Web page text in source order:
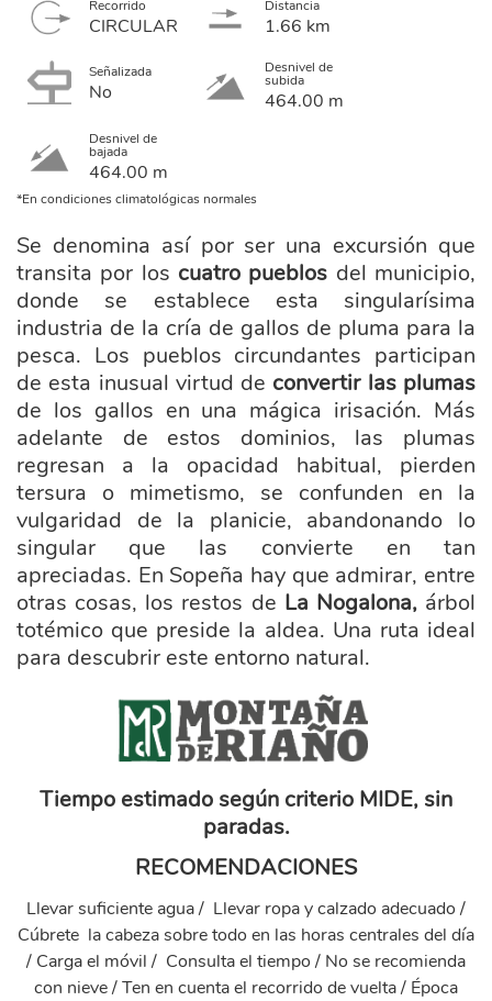
Recorrido
CIRCULAR
Distancia
1.66 km
Señalizada
No
Desnivel de
subida
464.00 m
Desnivel de
bajada
464.00 m
*En condiciones climatológicas normales
Se denomina así por ser una excursión que
transita por los cuatro pueblos del municipio,
donde se establece esta singularísima
industria de la cría de gallos de pluma para la
pesca. Los pueblos circundantes participan
de esta inusual virtud de convertir las plumas
de los gallos en una mágica irisación. Más
adelante de estos dominios, las plumas
regresan a la opacidad habitual, pierden
tersura o mimetismo, se confunden en la
vulgaridad de la planicie, abandonando lo
singular que las convierte en tan
apreciadas. En Sopeña hay que admirar, entre
otras cosas, los restos de La Nogalona,árbol
totémico que preside la aldea. Una ruta ideal
para descubrir este entorno natural.
marca_montana_riano_transpar_.png
Tiempo estimado según criterio MIDE, sin
paradas.
RECOMENDACIONES
Llevar suficiente agua / Llevar ropa y calzado adecuado /
Cúbrete la cabeza sobre todo en las horas centrales del día
/ Carga el móvil / Consulta el tiempo / No se recomienda
con nieve / Ten en cuenta el recorrido de vuelta / Época